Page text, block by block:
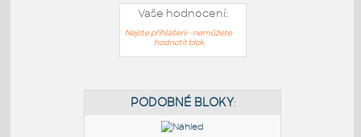
Vaše hodnocení:
Nejste přihlášeni - nemůžete
hodnotit blok